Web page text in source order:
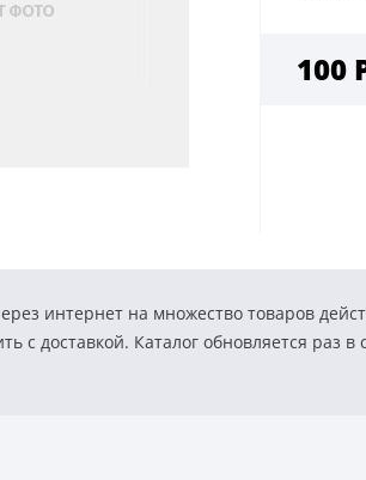
100
интернет на множество товаров
с доставкой. Каталог обновляется раз